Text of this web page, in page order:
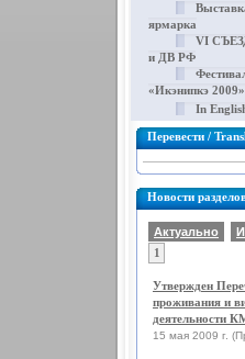
ярмарка
VI
и ДВ РФ
«Икэнипкэ 2009»
In
Перевести /
Новости
Актуально
1
Утвержден
проживания и
деятельности
15 мая 2009 г.